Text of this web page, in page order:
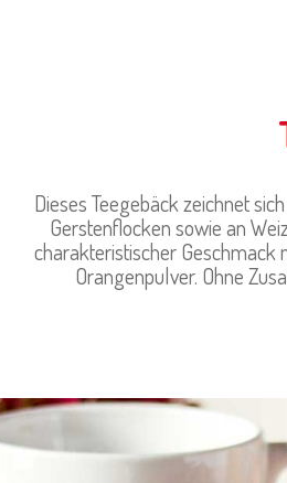
Dieses Teegebäck zeichnet
Gerstenflocken sowie an
charakteristischer Geschmack
Orangenpulver. Ohne